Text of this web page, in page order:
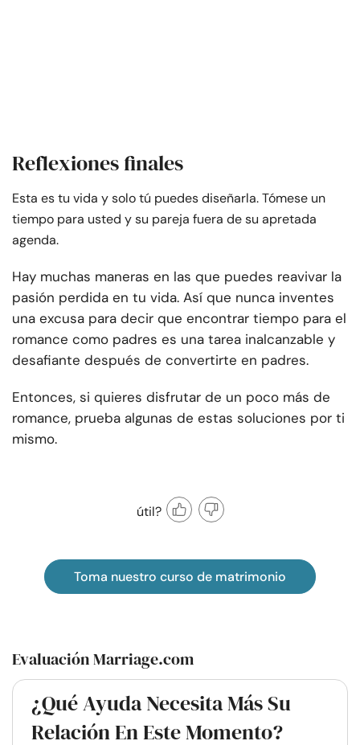
Reflexiones finales
Esta es tu vida y solo tú puedes diseñarla. Tómese un
tiempo para usted y su pareja fuera de su apretada
agenda.
Hay muchas maneras en las que puedes reavivar la
pasión perdida en tu vida. Así que nunca inventes
una excusa para decir que encontrar tiempo para el
romance como padres es una tarea inalcanzable y
desafiante después de convertirte en padres.
Entonces, si quieres disfrutar de un poco más de
romance, prueba algunas de estas soluciones por ti
mismo.
útil?
Toma nuestro curso de matrimonio
Evaluación Marriage.com
¿Qué Ayuda Necesita Más Su
Relación En Este Momento?